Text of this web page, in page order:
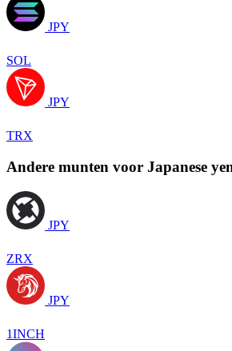
JPY
SOL
JPY
TRX
Andere munten voor Japanese
JPY
ZRX
JPY
1INCH